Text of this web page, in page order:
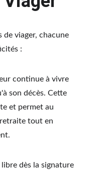
de viager, chacune
:
continue à vivre
son décès. Cette
et permet au
tout en
libre dès la signature